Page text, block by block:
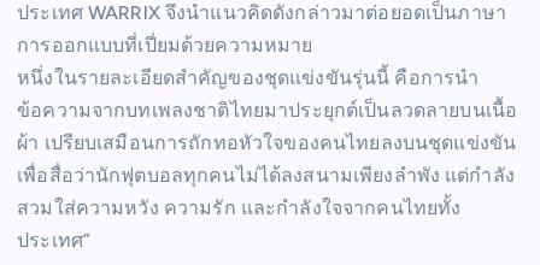
ประเทศ WARRIX จึงนำแนวคิดดังกล่าวมาต่อยอดเป็นภาษา
การออกแบบที่เปี่ยมด้วยความหมาย
หนึ่งในรายละเอียดสำคัญของชุดแข่งขันรุ่นนี้ คือการนำ
ข้อความจากบทเพลงชาติไทยมาประยุกต์เป็นลวดลายบนเนื้อ
ผ้า เปรียบเสมือนการถักทอหัวใจของคนไทยลงบนชุดแข่งขัน
เพื่อสื่อว่านักฟุตบอลทุกคนไม่ได้ลงสนามเพียงลำพัง แต่กำลัง
สวมใส่ความหวัง ความรัก และกำลังใจจากคนไทยทั้ง
ประเทศ”